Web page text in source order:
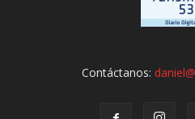
Contáctanos: